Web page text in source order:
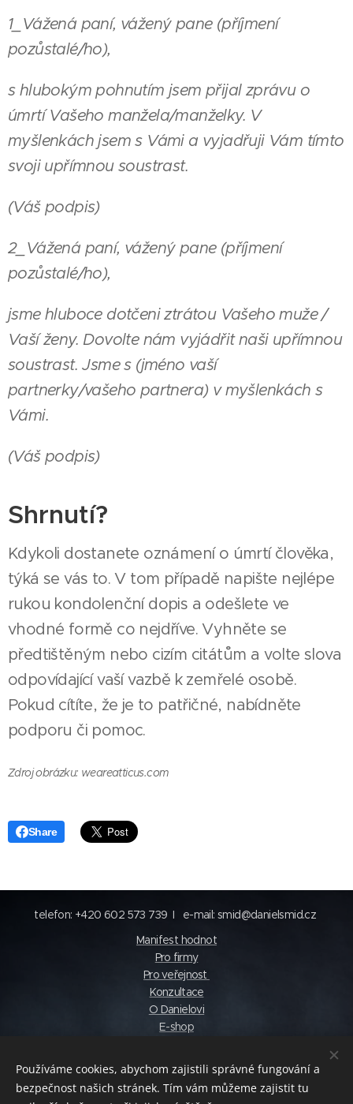
1_Vážená paní, vážený pane (příjmení
pozůstalé/ho),
s hlubokým pohnutím jsem přijal zprávu o
úmrtí Vašeho manžela/manželky. V
myšlenkách jsem s Vámi a vyjadřuji Vám tímto
svoji upřímnou soustrast.
(Váš podpis)
2_Vážená paní, vážený pane (příjmení
pozůstalé/ho),
jsme hluboce dotčeni ztrátou Vašeho muže /
Vaší ženy. Dovolte nám vyjádřit naši upřímnou
soustrast. Jsme s (jméno vaší
partnerky/vašeho partnera) v myšlenkách s
Vámi.
(Váš podpis)
Shrnutí?
Kdykoli dostanete oznámení o úmrtí člověka,
týká se vás to. V tom případě napište nejlépe
rukou kondolenční dopis a odešlete ve
vhodné formě co nejdříve. Vyhněte se
předtištěným nebo cizím citátům a volte slova
odpovídající vaší vazbě k zemřelé osobě.
Pokud cítíte, že je to patřičné, nabídněte
podporu či pomoc.
Zdroj obrázku: weareatticus.com
Share
telefon: +420 602 573 739 I e-mail: smid@danielsmid.cz
Manifest hodnot
Pro firmy
Pro veřejnost
Konzultace
O Danielovi
E-shop
Blog
© photo by Pelucha Photography
Používáme cookies, abychom zajistili správné fungování a
bezpečnost našich stránek. Tím vám můžeme zajistit tu